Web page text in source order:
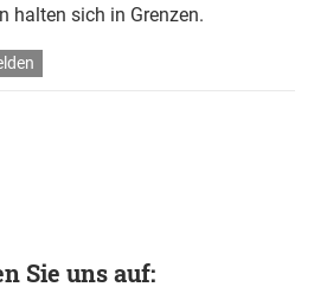
halten sich in Grenzen.
Sie uns auf: